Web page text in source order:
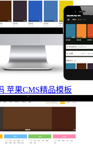
苹果CMS精品模板